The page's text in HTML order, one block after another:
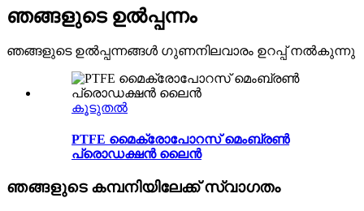
ഞങ്ങളുടെ ഉൽപ്പന്നം
ഞങ്ങളുടെ ഉൽപ്പന്നങ്ങൾ ഗുണനിലവാരം ഉറപ്പ് നൽകുന്നു
കൂടുതൽ
PTFE മൈക്രോപോറസ് മെംബ്രൺ
പ്രൊഡക്ഷൻ ലൈൻ
ഞങ്ങളുടെ കമ്പനിയിലേക്ക് സ്വാഗതം